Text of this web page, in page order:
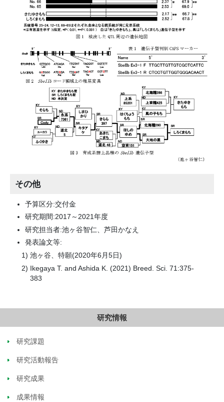
その他
予算区分:交付金
研究期間:2017～2021年度
研究担当者:池ヶ谷智仁、芦田かなえ
発表論文等:
池ヶ谷、特願(2020年6月5日)
Ikegaya T. and Ashida K. (2021) Breed. Sci. 71:375-
383
研究情報
研究課題
研究活動報告
研究成果
成果情報